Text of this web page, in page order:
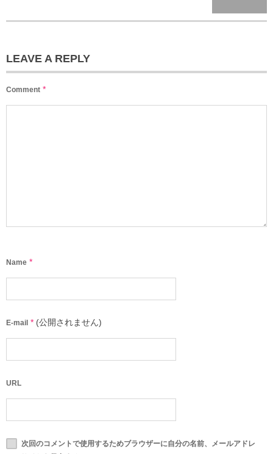
LEAVE A REPLY
Comment *
Name *
E-mail * (公開されません)
URL
次回のコメントで使用するためブラウザーに自分の名前、メールアドレ